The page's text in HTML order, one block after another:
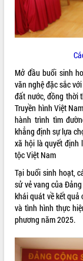
VIDEO
Loading the player...
Khám bệnh, cấp phát
và tặng quà người dân
Mở đầu buổi sinh
văn nghệ đặc sắc
đất nước, đồng thời
Truyền hình Việt
hành trình tìm
khẳng định sự lựa
xã hội là quyết định
tộc Việt Nam
Tại buổi sinh hoạt,
sử vẻ vang của
khái quát về kết
và tình hình thực
phương năm 2025.